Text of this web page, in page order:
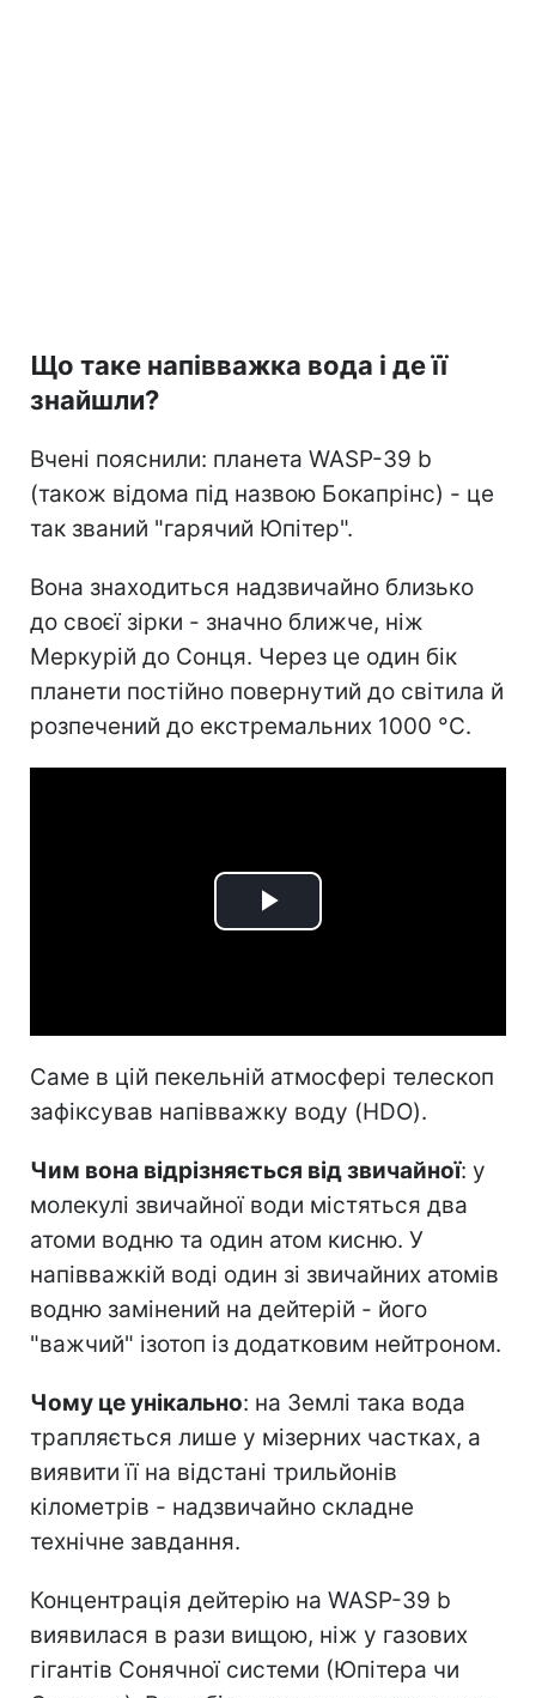
Що таке напівважка вода і де її
знайшли?
Вчені пояснили: планета WASP-39 b
(також відома під назвою Бокапрінс) - це
так званий "гарячий Юпітер".
Вона знаходиться надзвичайно близько
до своєї зірки - значно ближче, ніж
Меркурій до Сонця. Через це один бік
планети постійно повернутий до світила й
розпечений до екстремальних 1000 °C.
Play
Саме в цій пекельній атмосфері телескоп
зафіксував напівважку воду (HDO).
Чим вона відрізняється від звичайної: у
молекулі звичайної води містяться два
атоми водню та один атом кисню. У
напівважкій воді один зі звичайних атомів
водню замінений на дейтерій - його
"важчий" ізотоп із додатковим нейтроном.
Чому це унікально: на Землі така вода
трапляється лише у мізерних частках, а
виявити її на відстані трильйонів
кілометрів - надзвичайно складне
технічне завдання.
Концентрація дейтерію на WASP-39 b
виявилася в рази вищою, ніж у газових
гігантів Сонячної системи (Юпітера чи